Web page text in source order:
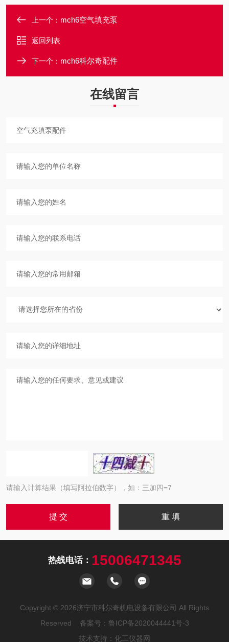
上一个： mch6空气填充泵
返回列表
下一个： mch6科尔奇配件
在线留言
请输入计算结果（填写阿拉伯数字），如：三加四=7
热线电话： 15006471345
Copyright © 2026济宁市科尔奇机电设备有限公司 All Rights
Reserved 备案号： 鲁ICP备2020044441号-3
技术支持： 化工仪器网